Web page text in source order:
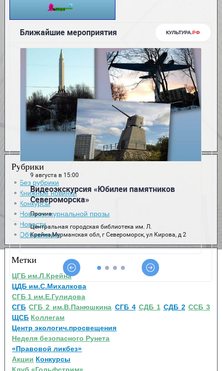
Рубрики
Без рубрики
Книжные новинки
Конкурсы
Новинки журнальной прозы
Новости
Объявления
Метки
ЦГБ им.Л.Крейна
ЦДБ им.С.Михалкова
СГБ 1 им.Е.Гулидова
СГБ СГБ 2 им.В.Панюшкина СГБ 4 СДБ 1 СДБ 2 ССБ 3
ЩСБ Коллегам
Центр экологич.просвещения
Неделя безопасного Рунета
«Правовой ликбез»
Акции Конкурсы